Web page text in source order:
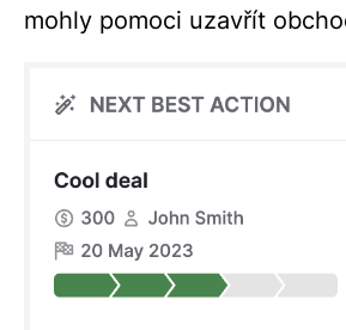
mohly pomoci uzavřít